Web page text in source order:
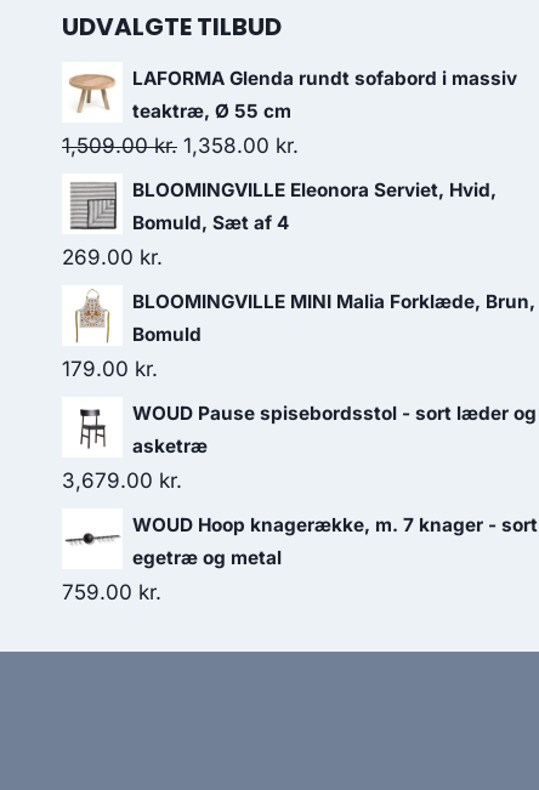
UDVALGTE TILBUD
LAFORMA Glenda rundt sofabord i massiv
teaktræ, Ø 55 cm
1,509.00kr. 1,358.00 kr.
BLOOMINGVILLE Eleonora Serviet, Hvid,
Bomuld, Sæt af 4
269.00 kr.
BLOOMINGVILLE MINI Malia Forklæde, Brun,
Bomuld
179.00 kr.
WOUD Pause spisebordsstol - sort læder og
asketræ
3,679.00 kr.
WOUD Hoop knagerække, m. 7 knager - sort
egetræ og metal
759.00 kr.